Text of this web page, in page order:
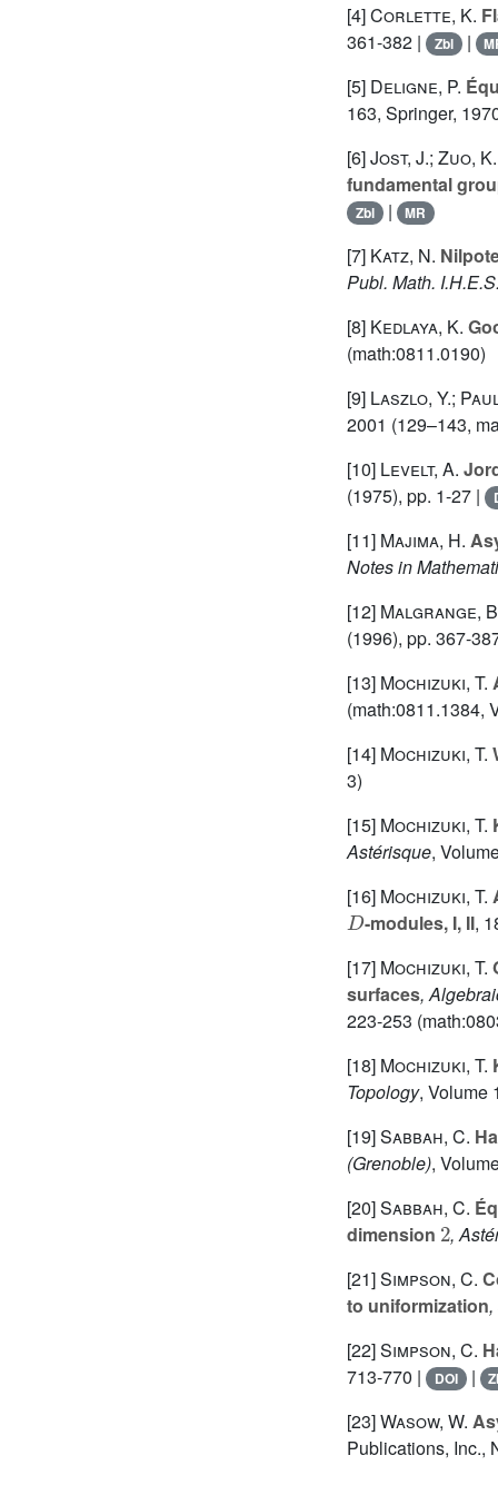
[4]Corlette, K.
361-382 |
Zbl |
[5] Deligne, P.
163, Springer,
[6]Jost, J.; Zuo, K.
fundamental
Zbl | MR
[7] Katz, N.
Publ. Math.
[8] Kedlaya, K.
(math:0811.0190)
[9] Laszlo, Y.;
2001 (129–143,
[10] Levelt, A.
(1975), pp. 1-27 |
[11] Majima, H.
Notes in
[12] Malgrange,
(1996), pp. 367-
[13] Mochizuki, T.
(math:0811.1384,
[14] Mochizuki, T.
3)
[15] Mochizuki, T.
Astérisque,
[16] Mochizuki, T.
D
-modules, I, II,
[17] Mochizuki, T.
surfaces,
223-253
[18] Mochizuki, T.
Topology, Volume
[19]Sabbah, C.
(Grenoble),
[20]Sabbah, C.
dimension
2
,
[21]Simpson, C.
to uniformization,
[22]Simpson, C.
713-770 |
DOI |
[23]Wasow, W.
Publications, Inc.,